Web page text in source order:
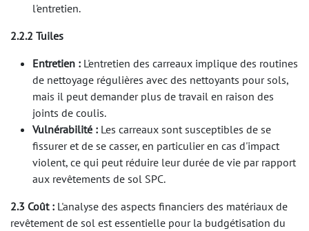
l'entretien.
2.2.2 Tuiles
Entretien : L'entretien des carreaux implique des routines
de nettoyage régulières avec des nettoyants pour sols,
mais il peut demander plus de travail en raison des
joints de coulis.
Vulnérabilité : Les carreaux sont susceptibles de se
fissurer et de se casser, en particulier en cas d'impact
violent, ce qui peut réduire leur durée de vie par rapport
aux revêtements de sol SPC.
2.3 Coût : L'analyse des aspects financiers des matériaux de
revêtement de sol est essentielle pour la budgétisation du